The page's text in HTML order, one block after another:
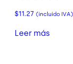
$11.27 (incluido IVA)
Leer más